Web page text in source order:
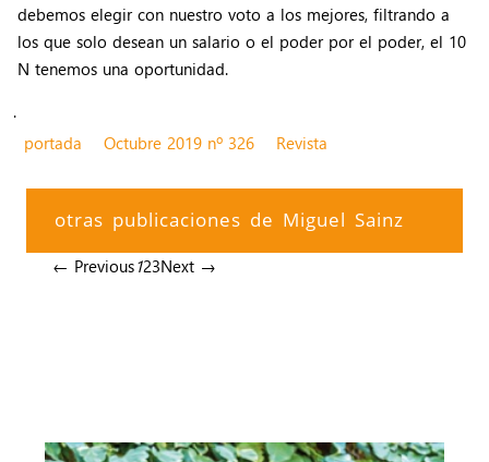
debemos elegir con nuestro voto a los mejores, filtrando a
los que solo desean un salario o el poder por el poder, el 10
N tenemos una oportunidad.
.
portada
Octubre 2019 nº 326 Revista
otras publicaciones de Miguel Sainz
← Previous123Next →